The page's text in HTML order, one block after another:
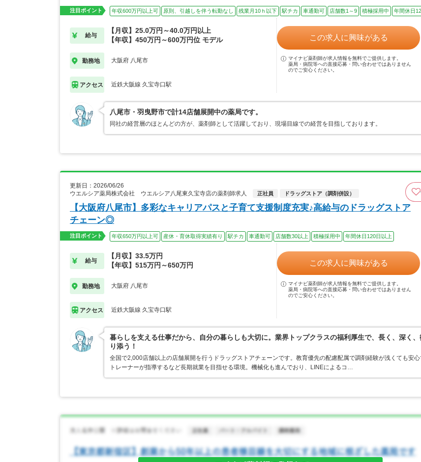
注目ポイント 年収600万円以上可 原則、引越しを伴う転勤なし 残業月10ｈ以下 駅チカ 車通勤可 店舗数1～9 積極採用中 年間休日
給与
【月収】25.0万円～40.0万円以上
【年収】450万円～600万円位 モデル
勤務地 大阪府 八尾市
アクセス 近鉄大阪線 久宝寺口駅
この求人に興味がある
マイナビ薬剤師が求人情報を無料でご提供します。
薬局・病院等への直接応募・問い合わせではありません
のでご安心ください。
八尾市・羽曳野市で計14店舗展開中の薬局です。
同社の経営層のほとんどの方が、薬剤師として活躍しており、現場目線での経営を目指しております。
更新日：2026/06/26
ウエルシア薬局株式会社 ウエルシア八尾東久宝寺店の薬剤師求人
正社員 ドラッグストア（調剤併設）
【大阪府八尾市】多彩なキャリアパスと子育て支援制度充実♪高給与のドラッグストア
チェーン◎
注目ポイント 年収650万円以上可 産休・育休取得実績有り 駅チカ 車通勤可 店舗数30以上 積極採用中 年間休日120日以上
給与
【月収】33.5万円
【年収】515万円～650万円
勤務地 大阪府 八尾市
アクセス 近鉄大阪線 久宝寺口駅
この求人に興味がある
マイナビ薬剤師が求人情報を無料でご提供します。
薬局・病院等への直接応募・問い合わせではありません
のでご安心ください。
暮らしを支える仕事だから、自分の暮らしも大切に。業界トップクラスの福利厚生で、長く、深く
り添う！
全国で2,000店舗以上の店舗展開を行うドラッグストアチェーンです。教育優先の配慮配属で調剤経験が浅くても安心
トレーナーが指導するなど長期就業を目指せる環境。機械化も進んでおり、LINEによるコ…